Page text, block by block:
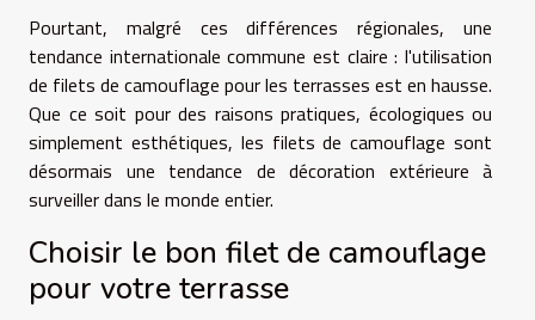
Pourtant, malgré ces différences régionales, une
tendance internationale commune est claire : l'utilisation
de filets de camouflage pour les terrasses est en hausse.
Que ce soit pour des raisons pratiques, écologiques ou
simplement esthétiques, les filets de camouflage sont
désormais une tendance de décoration extérieure à
surveiller dans le monde entier.
Choisir le bon filet de camouflage
pour votre terrasse